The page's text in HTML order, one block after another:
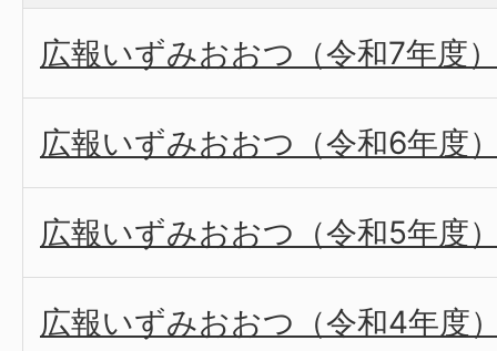
広報いずみおおつ（令和7年度
広報いずみおおつ（令和6年度
広報いずみおおつ（令和5年度
広報いずみおおつ（令和4年度